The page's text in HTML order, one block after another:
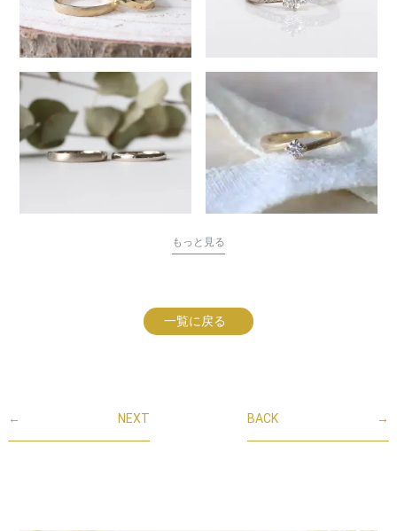
もっと見る
一覧に戻る
← NEXT →
BACK